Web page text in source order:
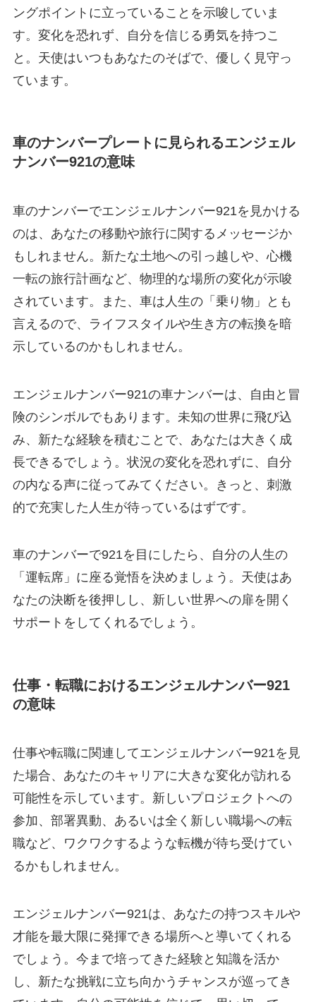
ングポイントに立っていることを示唆していま
す。変化を恐れず、自分を信じる勇気を持つこ
と。天使はいつもあなたのそばで、優しく見守っ
ています。
車のナンバープレートに見られるエンジェル
ナンバー921の意味
車のナンバーでエンジェルナンバー921を見かける
のは、あなたの移動や旅行に関するメッセージか
もしれません。新たな土地への引っ越しや、心機
一転の旅行計画など、物理的な場所の変化が示唆
されています。また、車は人生の「乗り物」とも
言えるので、ライフスタイルや生き方の転換を暗
示しているのかもしれません。
エンジェルナンバー921の車ナンバーは、自由と冒
険のシンボルでもあります。未知の世界に飛び込
み、新たな経験を積むことで、あなたは大きく成
長できるでしょう。状況の変化を恐れずに、自分
の内なる声に従ってみてください。きっと、刺激
的で充実した人生が待っているはずです。
車のナンバーで921を目にしたら、自分の人生の
「運転席」に座る覚悟を決めましょう。天使はあ
なたの決断を後押しし、新しい世界への扉を開く
サポートをしてくれるでしょう。
仕事・転職におけるエンジェルナンバー921
の意味
仕事や転職に関連してエンジェルナンバー921を見
た場合、あなたのキャリアに大きな変化が訪れる
可能性を示しています。新しいプロジェクトへの
参加、部署異動、あるいは全く新しい職場への転
職など、ワクワクするような転機が待ち受けてい
るかもしれません。
エンジェルナンバー921は、あなたの持つスキルや
才能を最大限に発揮できる場所へと導いてくれる
でしょう。今まで培ってきた経験と知識を活か
し、新たな挑戦に立ち向かうチャンスが巡ってき